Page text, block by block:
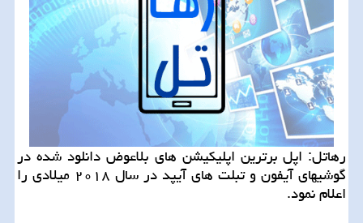
رهاتل: اپل برترین اپلیكیشن های بلاعوض دانلود شده در
گوشیهای آیفون و تبلت های آیپد در سال ۲۰۱۸ میلادی را
اعلام نمود.